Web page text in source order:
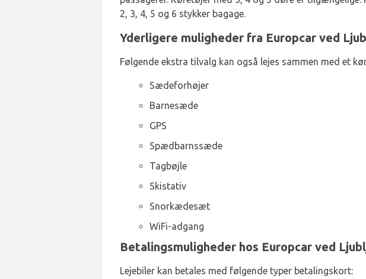
2, 3, 4, 5 og 6 stykker bagage.
Yderligere muligheder fra Europcar ved
Følgende ekstra tilvalg kan også lejes sammen med et
Sædeforhøjer
Barnesæde
GPS
Spædbarnssæde
Tagbøjle
Skistativ
Snorkædesæt
WiFi-adgang
Betalingsmuligheder hos Europcar ved
Lejebiler kan betales med følgende typer betalingskort: